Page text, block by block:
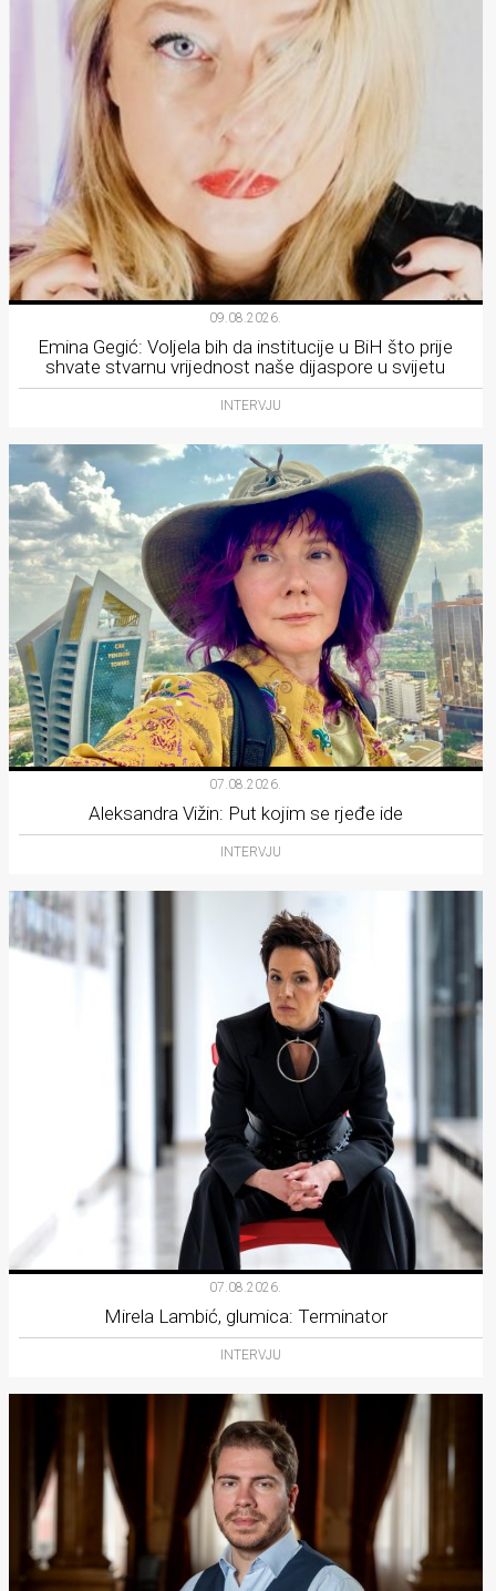
09.08.2026.
Emina Gegić: Voljela bih da institucije u BiH što prije
shvate stvarnu vrijednost naše dijaspore u svijetu
INTERVJU
07.08.2026.
Aleksandra Vižin: Put kojim se rjeđe ide
INTERVJU
07.08.2026.
Mirela Lambić, glumica: Terminator
INTERVJU